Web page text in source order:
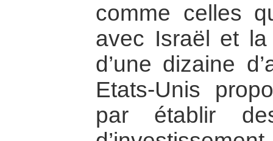
comme celles
avec Israël et la
d’une dizaine
Etats-Unis
par établir